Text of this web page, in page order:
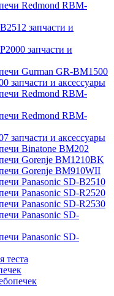
Redmond RBM-
запчасти и
запчасти и
Gurman GR-BM1500
запчасти и аксессуары
Redmond RBM-
Redmond RBM-
запчасти и аксессуары
Binatone BM202
Gorenje BM1210BK
Gorenje BM910WII
Panasonic SD-B2510
Panasonic SD-R2520
Panasonic SD-R2530
Panasonic SD-
Panasonic SD-
теста